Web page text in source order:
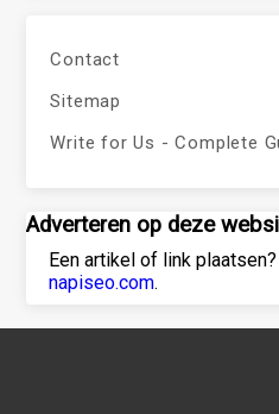
Contact
Sitemap
Write for Us - Complete
Adverteren op deze
Een artikel of link
napiseo.com.